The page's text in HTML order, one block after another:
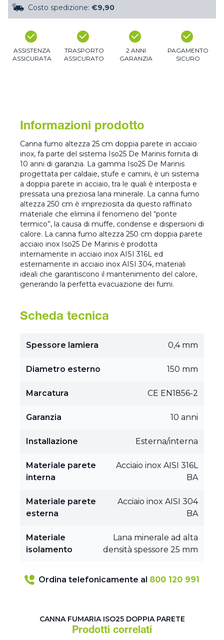
Costo spedizione: €9,90
ASSISTENZA
ASSICURATA
TRASPORTO
ASSICURATO
2 ANNI
GARANZIA
PAGAMENTO
SICURO
Informazioni prodotto
Canna fumo altezza 25 cm doppia parete in acciaio
inox, fa parte del sistema Iso25 De Marinis fornita di
10 anni di garanzia. La gamma Iso25 De Marinis
progettata per caldaie, stufe e camini, è un sistema
a doppia parete in acciaio, tra le quali è interposta e
pressata una preziosa lana minerale. La canna fumo
altezza 250 cm è impreziosita da questo raffinato
materiale che elimina il fenomeno del “ponte
termico”, la causa di muffe, condense e dispersioni di
calore. La canna fumo altezza 250 cm doppia parete
acciaio inox Iso25 De Marinis è prodotta
internamente in acciaio inox AISI 316L ed
esternamente in acciaio inox AISI 304, materiali
ideali che garantiscono il mantenimento del calore,
generando la perfetta evacuazione dei fumi.
Scheda tecnica
Spessore lamiera 0,4 mm
Diametro esterno 150 mm
Marcatura CE EN1856-2
Garanzia 10 anni
Installazione Esterna/interna
Materiale parete
interna
Acciaio inox AISI 316L
BA
Materiale parete
esterna
Acciaio inox AISI 304
BA
Materiale
isolamento
Lana minerale ad alta
densità spessore 25 mm
Ordina telefonicamente al 800 120 991
CANNA FUMARIA ISO25 DOPPIA PARETE
Prodotti correlati